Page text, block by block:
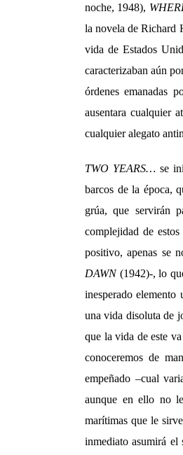
noche, 1948),
la novela de Richard
vida de Estados
caracterizaban aún
órdenes emanadas
ausentara cualquier
cualquier alegato
TWO YEARS… se
barcos de la época,
grúa, que servirán
complejidad de
positivo, apenas se
DAWN(1942)-, lo
inesperado
una vida disoluta de
que la vida de este
conoceremos de
empeñado –cual
aunque en ello no
marítimas que le
inmediato asumirá el